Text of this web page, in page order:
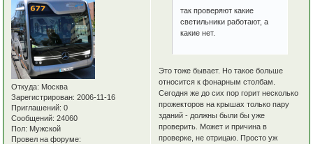
Откуда: Москва
Зарегистрирован: 2006-11-16
Приглашений: 0
Сообщений: 24060
Пол: Мужской
Провел на форуме:
так проверяют какие
светильники работают, а
какие нет.
Это тоже бывает. Но такое больше
относится к фонарным столбам.
Сегодня же до сих пор горит несколько
прожекторов на крышах только пару
зданий - должны были бы уже
проверить. Может и причина в
проверке, не отрицаю. Просто уж